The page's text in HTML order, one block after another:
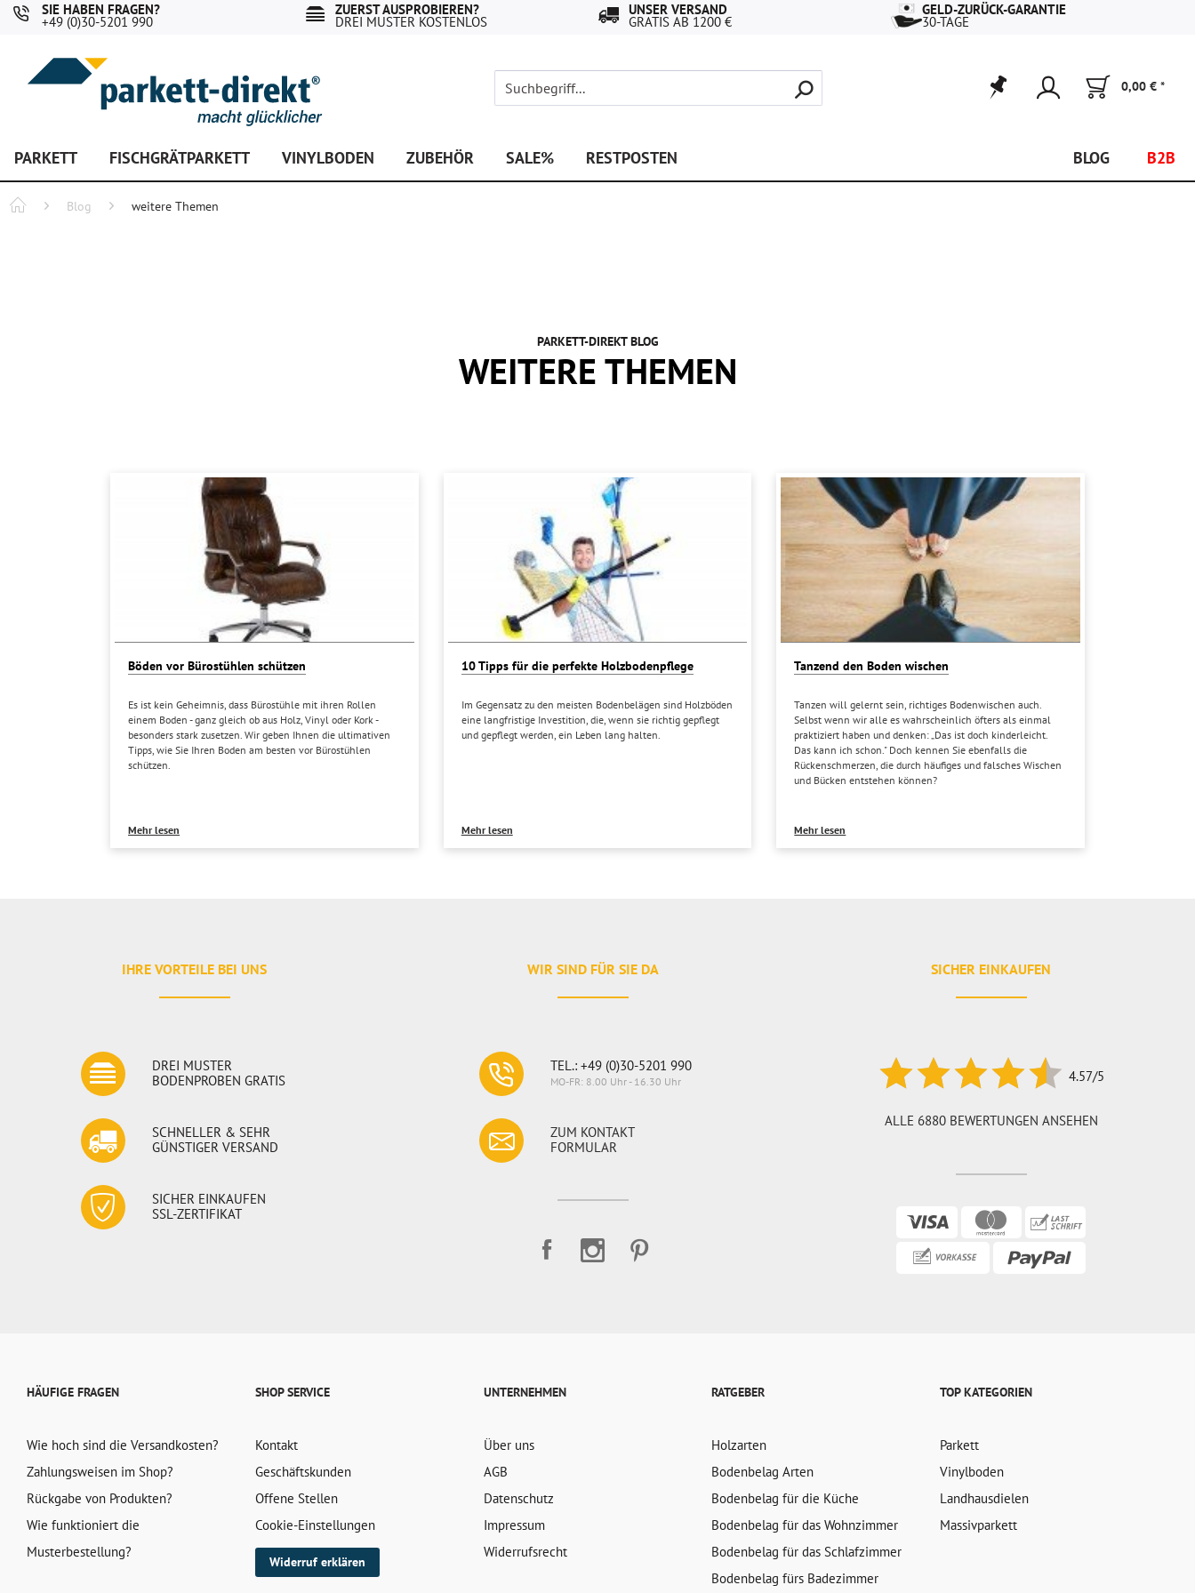
SIE HABEN FRAGEN?
+49 (0)30-5201 990
ZUERST AUSPROBIEREN?
DREI MUSTER KOSTENLOS
UNSER VERSAND
GRATIS AB 1200 €
GELD-ZURÜCK-GARANTIE
30-TAGE
0,00 € *
PARKETT FISCHGRÄTPARKETT VINYLBODEN ZUBEHÖR SALE% RESTPOSTEN BLOG B2B
Blog weitere Themen
PARKETT-DIREKT BLOG
WEITERE THEMEN
Böden vor Bürostühlen schützen
Es ist kein Geheimnis, dass Bürostühle mit ihren Rollen
einem Boden - ganz gleich ob aus Holz, Vinyl oder Kork -
besonders stark zusetzen. Wir geben Ihnen die ultimativen
Tipps, wie Sie Ihren Boden am besten vor Bürostühlen
schützen.
Mehr lesen
10 Tipps für die perfekte Holzbodenpflege
Im Gegensatz zu den meisten Bodenbelägen sind Holzböden
eine langfristige Investition, die, wenn sie richtig gepflegt
und gepflegt werden, ein Leben lang halten.
Mehr lesen
Tanzend den Boden wischen
Tanzen will gelernt sein, richtiges Bodenwischen auch.
Selbst wenn wir alle es wahrscheinlich öfters als einmal
praktiziert haben und denken: „Das ist doch kinderleicht.
Das kann ich schon." Doch kennen Sie ebenfalls die
Rückenschmerzen, die durch häufiges und falsches Wischen
und Bücken entstehen können?
Mehr lesen
IHRE VORTEILE BEI UNS
DREI MUSTER
BODENPROBEN GRATIS
SCHNELLER & SEHR
GÜNSTIGER VERSAND
SICHER EINKAUFEN
SSL-ZERTIFIKAT
WIR SIND FÜR SIE DA
TEL.: +49 (0)30-5201 990
MO-FR: 8.00 Uhr - 16.30 Uhr
ZUM KONTAKT
FORMULAR
SICHER EINKAUFEN
4.57/5
ALLE 6880 BEWERTUNGEN ANSEHEN
HÄUFIGE FRAGEN
Wie hoch sind die Versandkosten?
Zahlungsweisen im Shop?
Rückgabe von Produkten?
Wie funktioniert die
Musterbestellung?
SHOP SERVICE
Kontakt
Geschäftskunden
Offene Stellen
Cookie-Einstellungen
Widerruf erklären
UNTERNEHMEN
Über uns
AGB
Datenschutz
Impressum
Widerrufsrecht
RATGEBER
Holzarten
Bodenbelag Arten
Bodenbelag für die Küche
Bodenbelag für das Wohnzimmer
Bodenbelag für das Schlafzimmer
Bodenbelag fürs Badezimmer
TOP KATEGORIEN
Parkett
Vinylboden
Landhausdielen
Massivparkett